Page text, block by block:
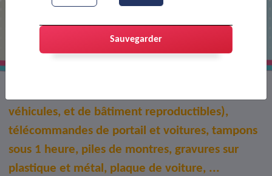
véhicules, et de bâtiment reproductibles),
télécommandes de portail et voitures, tampons
sous 1 heure, piles de montres, gravures sur
plastique et métal, plaque de voiture, ...
Sauvegarder